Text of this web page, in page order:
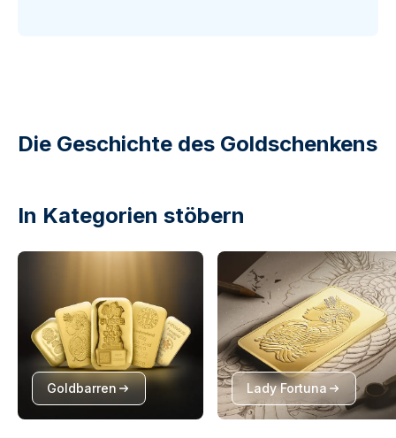
Die Geschichte des Goldschenkens
In Kategorien stöbern
Goldbarren Lady Fortuna